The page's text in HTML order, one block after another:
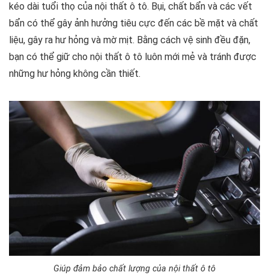
kéo dài tuổi thọ của nội thất ô tô. Bụi, chất bẩn và các vết
bẩn có thể gây ảnh hưởng tiêu cực đến các bề mặt và chất
liệu, gây ra hư hỏng và mờ mịt. Bằng cách vệ sinh đều đặn,
bạn có thể giữ cho nội thất ô tô luôn mới mẻ và tránh được
những hư hỏng không cần thiết.
Giúp đảm bảo chất lượng của nội thất ô tô